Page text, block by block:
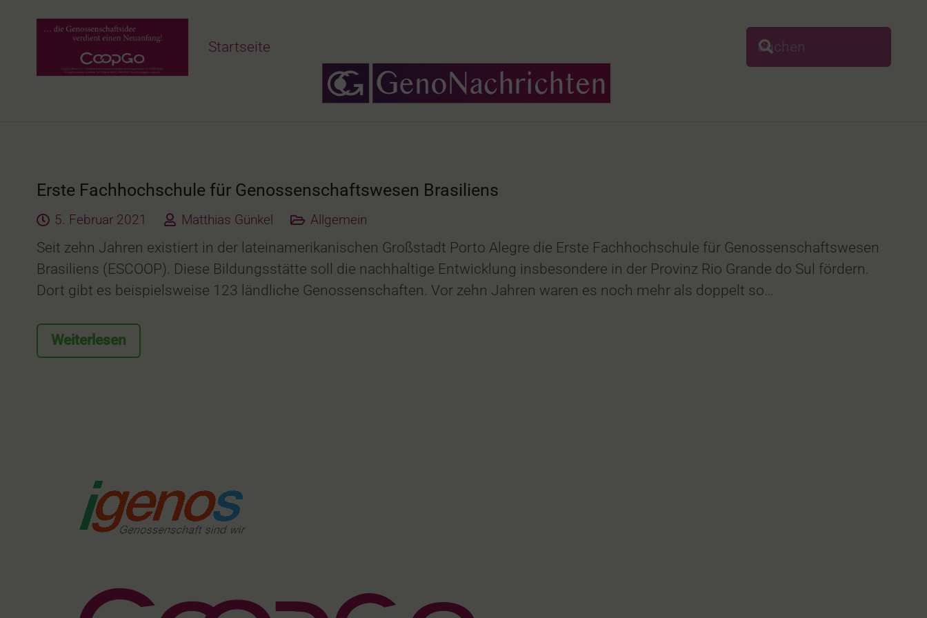
Startseite
Erste Fachhochschule für Genossenschaftswesen Brasiliens
5. Februar 2021 Matthias Günkel Allgemein
Seit zehn Jahren existiert in der lateinamerikanischen Großstadt Porto Alegre die Erste Fachhochschule für Genossenschaftswesen
Brasiliens (ESCOOP). Diese Bildungsstätte soll die nachhaltige Entwicklung insbesondere in der Provinz Rio Grande do Sul fördern.
Dort gibt es beispielsweise 123 ländliche Genossenschaften. Vor zehn Jahren waren es noch mehr als doppelt so…
Weiterlesen